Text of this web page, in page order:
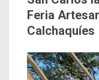
Feria
Calchaquíes